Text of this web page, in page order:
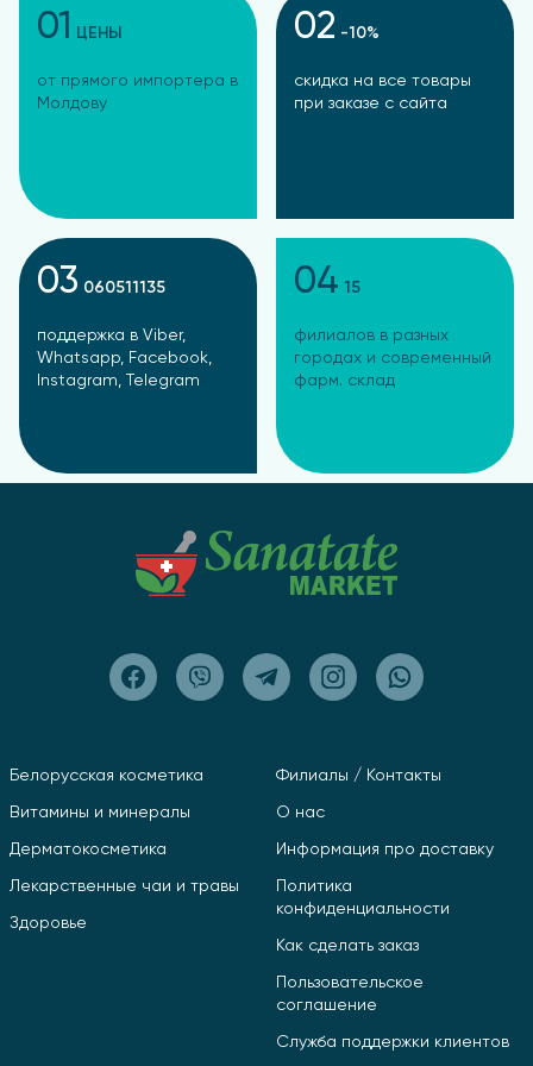
01 ЦЕНЫ
от прямого импортера в
Молдову
02 -10%
скидка на все товары
при заказе с сайта
03 060511135
поддержка в Viber,
Whatsapp, Facebook,
Instagram, Telegram
04 15
филиалов в разных
городах и современный
фарм. склад
Белорусская косметика
Витамины и минералы
Дерматокосметика
Лекарственные чаи и травы
Здоровье
Филиалы / Контакты
О нас
Информация про доставку
Политика
конфиденциальности
Как сделать заказ
Пользовательское
соглашение
Служба поддержки клиентов